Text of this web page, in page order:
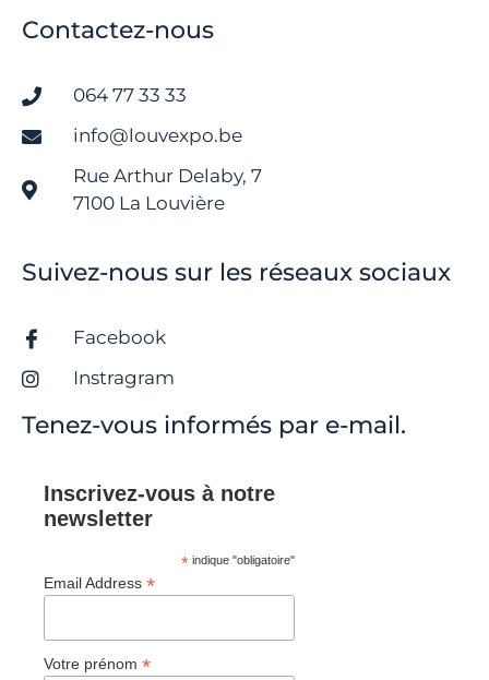
Contactez-nous
064 77 33 33
info@louvexpo.be
Rue Arthur Delaby, 7
7100 La Louvière
Suivez-nous sur les réseaux sociaux
Facebook
Instragram
Tenez-vous informés par e-mail.
Inscrivez-vous à notre
newsletter
* indique "obligatoire"
Email Address *
Votre prénom *